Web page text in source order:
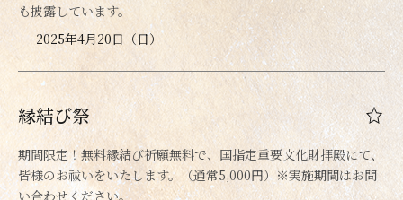
も披露しています。
2025年4月20日（日）
縁結び祭
期間限定！無料縁結び祈願無料で、国指定重要文化財拝殿にて、
皆様のお祓いをいたします。（通常5,000円）※実施期間はお問
い合わせください。